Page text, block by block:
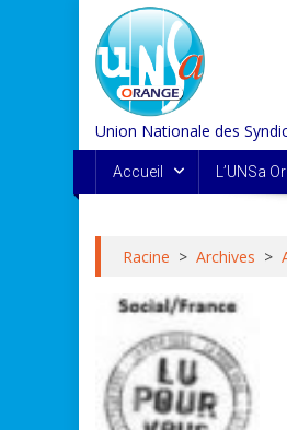
content
Union Nationale des
Accueil L’UNSa
Racine > Archives >